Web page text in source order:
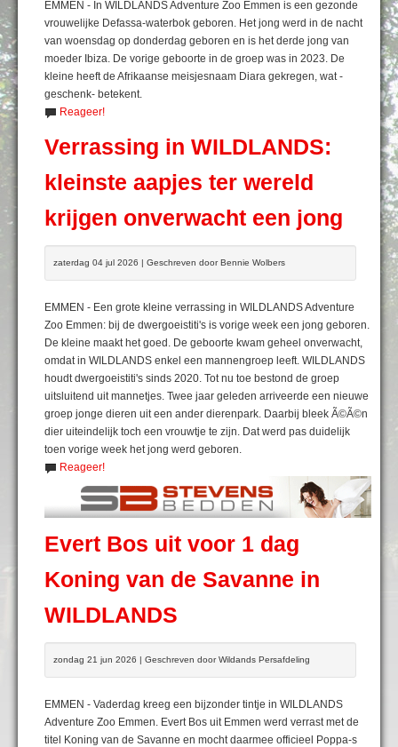
EMMEN - In WILDLANDS Adventure Zoo Emmen is een gezonde
vrouwelijke Defassa-waterbok geboren. Het jong werd in de nacht
van woensdag op donderdag geboren en is het derde jong van
moeder Ibiza. De vorige geboorte in de groep was in 2023. De
kleine heeft de Afrikaanse meisjesnaam Diara gekregen, wat -
geschenk- betekent.
Reageer!
Verrassing in WILDLANDS:
kleinste aapjes ter wereld
krijgen onverwacht een jong
zaterdag 04 jul 2026 | Geschreven door Bennie Wolbers
EMMEN - Een grote kleine verrassing in WILDLANDS Adventure
Zoo Emmen: bij de dwergoeistiti's is vorige week een jong geboren.
De kleine maakt het goed. De geboorte kwam geheel onverwacht,
omdat in WILDLANDS enkel een mannengroep leeft. WILDLANDS
houdt dwergoeistiti's sinds 2020. Tot nu toe bestond de groep
uitsluitend uit mannetjes. Twee jaar geleden arriveerde een nieuwe
groep jonge dieren uit een ander dierenpark. Daarbij bleek Ã©Ã©n
dier uiteindelijk toch een vrouwtje te zijn. Dat werd pas duidelijk
toen vorige week het jong werd geboren.
Reageer!
Evert Bos uit voor 1 dag
Koning van de Savanne in
WILDLANDS
zondag 21 jun 2026 | Geschreven door Wildands Persafdeling
EMMEN - Vaderdag kreeg een bijzonder tintje in WILDLANDS
Adventure Zoo Emmen. Evert Bos uit Emmen werd verrast met de
titel Koning van de Savanne en mocht daarmee officieel Poppa-s